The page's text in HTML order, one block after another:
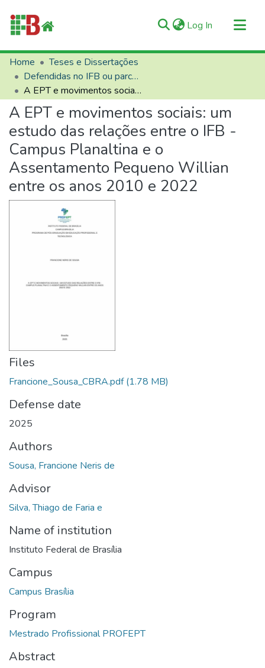
Log In (current)
Communities & Collections
All of RIIFB
Manuals and Terms
Statistics
About RIIFB
Help
Contacts
Home
Teses e Dissertações
Defendidas no IFB ou parceiros
A EPT e movimentos sociais: um estudo das relações entre o IFB - Campus Planaltina e o Assentamento Pequeno Willian entre os anos 2010 e 2022
A EPT e movimentos sociais: um
estudo das relações entre o IFB -
Campus Planaltina e o
Assentamento Pequeno Willian
entre os anos 2010 e 2022
Files
Francione_Sousa_CBRA.pdf(1.78 MB)
Defense date
2025
Authors
Sousa, Francione Neris de
Advisor
Silva, Thiago de Faria e
Name of institution
Instituto Federal de Brasília
Campus
Campus Brasília
Program
Mestrado Profissional PROFEPT
Abstract